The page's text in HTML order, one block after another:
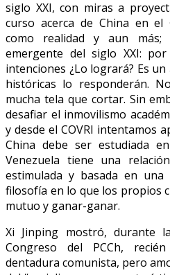
siglo XXI, con miras a
curso acerca de China en el
como realidad y aun
emergente del siglo XXI:
intenciones ¿Lo logrará? Es
históricas lo responderán.
mucha tela que cortar. Sin
desafiar el inmovilismo
y desde el COVRI intentamos
China debe ser estudiada
Venezuela tiene una
estimulada y basada en una
filosofía en lo que los propios
mutuo y ganar-ganar.
Xi Jinping mostró, durante
Congreso del PCCh,
dentadura comunista, pero